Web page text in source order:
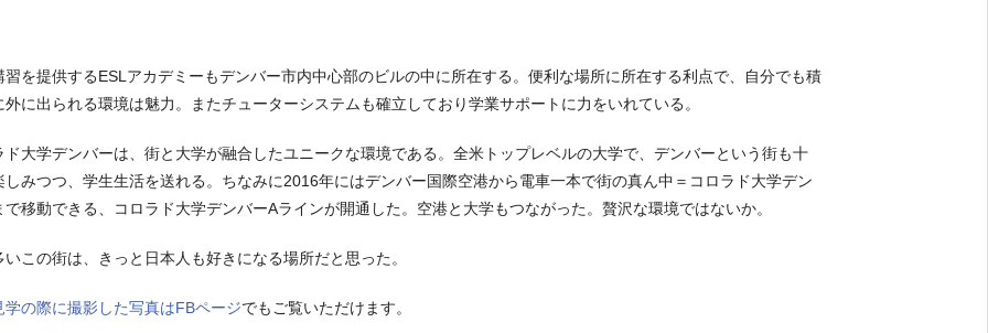
習を提供するESLアカデミーもデンバー市内中心部のビルの中に所在する。便利な場所に所在する利点で、自分でも積
外に出られる環境は魅力。またチューターシステムも確立しており学業サポートに力をいれている。
ド大学デンバーは、街と大学が融合したユニークな環境である。全米トップレベルの大学で、デンバーという街も十
しみつつ、学生生活を送れる。ちなみに2016年にはデンバー国際空港から電車一本で街の真ん中＝コロラド大学デン
で移動できる、コロラド大学デンバーAラインが開通した。空港と大学もつながった。贅沢な環境ではないか。
いこの街は、きっと日本人も好きになる場所だと思った。
学の際に撮影した写真はFBページでもご覧いただけます。